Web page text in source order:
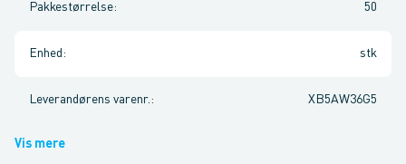
Pakkestørrelse: 50
Enhed : stk
Leverandørens varenr. : XB5AW36G5
Vis mere